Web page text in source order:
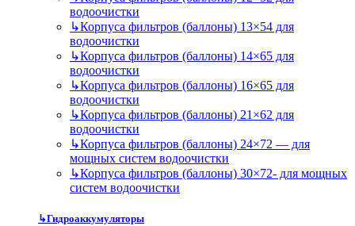
водоочистки
↳Корпуса фильтров (баллоны) 13×54 для
водоочистки
↳Корпуса фильтров (баллоны) 14×65 для
водоочистки
↳Корпуса фильтров (баллоны) 16×65 для
водоочистки
↳Корпуса фильтров (баллоны) 21×62 для
водоочистки
↳Корпуса фильтров (баллоны) 24×72 — для
мощных систем водоочистки
↳Корпуса фильтров (баллоны) 30×72- для мощных
систем водоочистки
↳Гидроаккумуляторы